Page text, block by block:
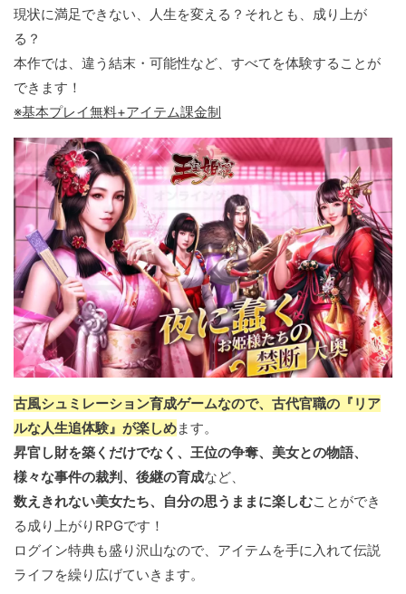
現状に満足できない、人生を変える？それとも、成り上が
る？
本作では、違う結末・可能性など、すべてを体験することが
できます！
※基本プレイ無料+アイテム課金制
古風シュミレーション育成ゲームなので、古代官職の『リア
ルな人生追体験』が楽しめます。
昇官し財を築くだけでなく、王位の争奪、美女との物語、
様々な事件の裁判、後継の育成など、
数えきれない美女たち、自分の思うままに楽しむことができ
る成り上がりRPGです！
ログイン特典も盛り沢山なので、アイテムを手に入れて伝説
ライフを繰り広げていきます。